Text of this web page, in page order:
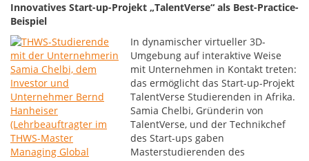
Innovatives Start-up-Projekt „TalentVerse“ als Best-Practice-
Beispiel
In dynamischer virtueller 3D-
Umgebung auf interaktive Weise
mit Unternehmen in Kontakt treten:
das ermöglicht das Start-up-Projekt
TalentVerse Studierenden in Afrika.
Samia Chelbi, Gründerin von
TalentVerse, und der Technikchef
des Start-ups gaben
Masterstudierenden des